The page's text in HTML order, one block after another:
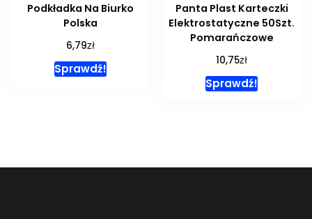
Podkładka Na Biurko
Polska
6,79zł
Sprawdź!
Panta Plast Karteczki
Elektrostatyczne 50Szt.
Pomarańczowe
10,75zł
Sprawdź!